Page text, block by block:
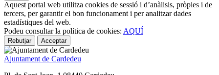
Aquest portal web utilitza cookies de sessió i d’anàlisis, pròpies i de
tercers, per garantir el bon funcionament i per analitzar dades
estadístiques del web.
Podeu consultar la política de cookies: AQUÍ
Rebutjar Acceptar
Ajuntament de Cardedeu